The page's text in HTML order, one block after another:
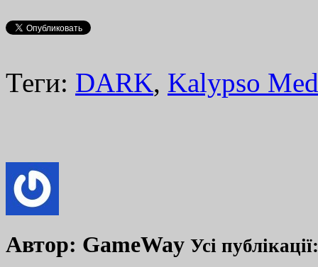
Теги: DARK, Kalypso
Автор: GameWay Усі